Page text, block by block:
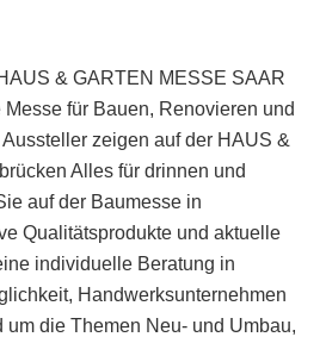
& GARTEN MESSE SAAR
für Bauen, Renovieren und
zeigen auf der HAUS &
Alles für drinnen und
auf der Baumesse in
Qualitätsprodukte und aktuelle
individuelle Beratung in
Handwerksunternehmen
um die Themen Neu- und Umbau,